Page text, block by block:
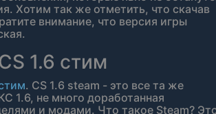
Хотим так же отметить, что скачав
внимание, что версия игры
1.6 стим
. CS 1.6 steam - это все та же
1.6, не много доработанная
и модами. Что такое Steam?